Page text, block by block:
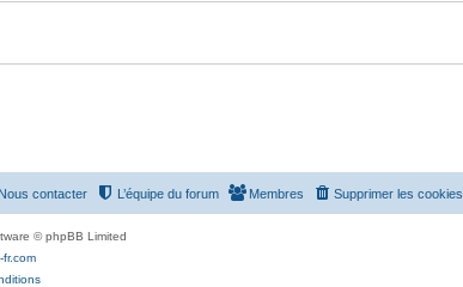
Supprimer les cookies
Membres
L’équipe du forum
Nous contacter
© phpBB Limited